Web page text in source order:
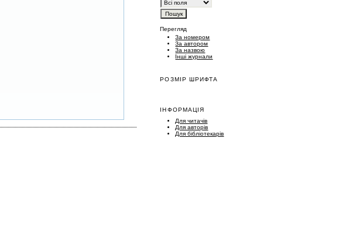
Перегляд
За номером
За автором
За назвою
Інші журнали
РОЗМІР ШРИФТА
ІНФОРМАЦІЯ
Для читачів
Для авторів
Для бібліотекарів